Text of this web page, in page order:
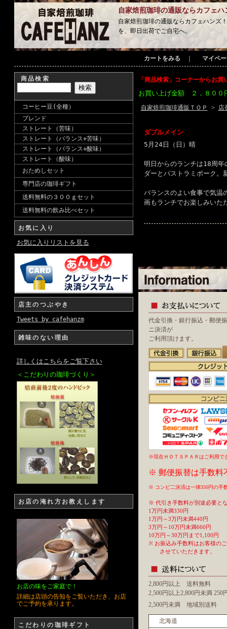
自家焙煎珈琲の通販ならカフェハ
自家焙煎珈琲の通販ならカフェハンズ
を、即日出荷でご自宅へ。
カートをみる マイペ
商品検索
コーヒー豆(全種）
ブレンド
ストレート（苦味）
ストレート（バランス+苦味）
ストレート（バランス+酸味）
ストレート（酸味）
おためしセット
専門店の珈琲ギフト
送料無料の３００ｇセット
送料無料の飲み比べセット
お気に入り
お気に入りリストを見る
店主のつぶやき
Tweets by cafehanzm
雑味のない理由
詳しくはこちらをご覧下さい
＜こだわりの珈琲づくり＞
お店の淹れ方お教えします
お店の味をご家庭で！
詳細は店頭の告知をご覧いただき、お店
でご予約を承ります。
こだわりの珈琲ギフト
「商品検索」コーナーからお買
お買い上げ金額 ２，８００
自家焙煎珈琲通販ＴＯＰ > 店
ダブルメイン
5月24日（日）晴
明日からのランチは18周年
ダーとパストラミポーク。
バランスのよい食事で気温
画もランチでお楽しみいた
代金引換・銀行振込・郵便
ニ決済が
ご利用頂けます。
※現在ＨＯＴＳＰＡＲはご利用で
※ 郵便振替は手数料
※ コンビ二決済は一律350円の手
※ 代引き手数料が別途必要と
1万円未満330円
1万円～3万円未満440円
3万円～10万円未満660円
10万円～30万円まで1,100円
※ お振込み手数料はお客様の
させていただきます。
2,800円以上 送料無料
2,500円以上2,800円未満 250
2,500円未満 地域別送料
北海道